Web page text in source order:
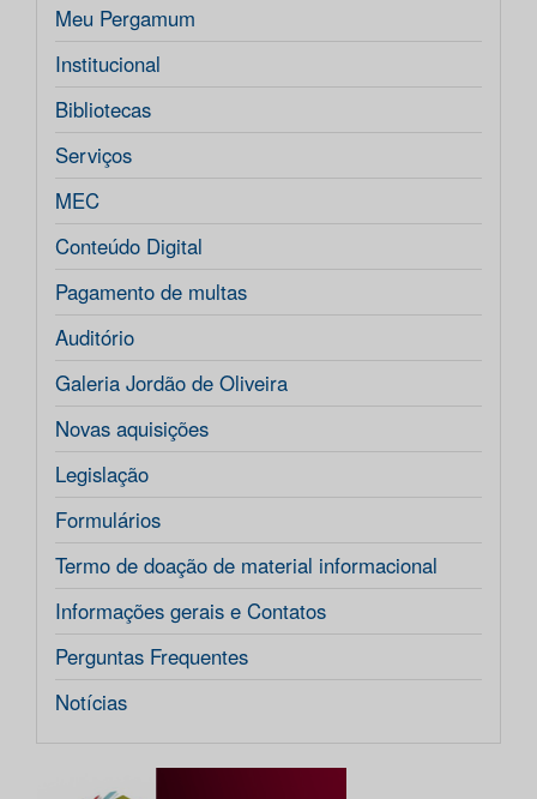
Meu Pergamum
Institucional
Bibliotecas
Serviços
MEC
Conteúdo Digital
Pagamento de multas
Auditório
Galeria Jordão de Oliveira
Novas aquisições
Legislação
Formulários
Termo de doação de material informacional
Informações gerais e Contatos
Perguntas Frequentes
Notícias